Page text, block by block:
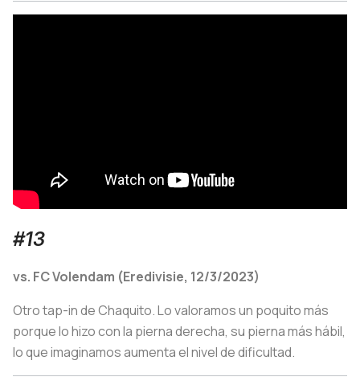
#13
vs. FC Volendam (Eredivisie, 12/3/2023)
Otro tap-in de Chaquito. Lo valoramos un poquito más
porque lo hizo con la pierna derecha, su pierna más hábil,
lo que imaginamos aumenta el nivel de dificultad.